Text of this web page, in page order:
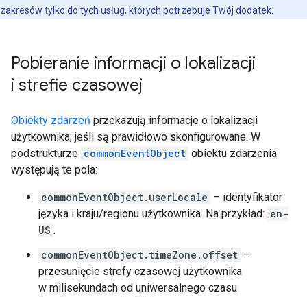
zakresów tylko do tych usług, których potrzebuje Twój dodatek.
Pobieranie informacji o lokalizacji
i strefie czasowej
Obiekty zdarzeń przekazują informacje o lokalizacji
użytkownika, jeśli są prawidłowo skonfigurowane. W
podstrukturze commonEventObject obiektu zdarzenia
występują te pola:
commonEventObject.userLocale – identyfikator
języka i kraju/regionu użytkownika. Na przykład: en-
US .
commonEventObject.timeZone.offset –
przesunięcie strefy czasowej użytkownika
w milisekundach od uniwersalnego czasu